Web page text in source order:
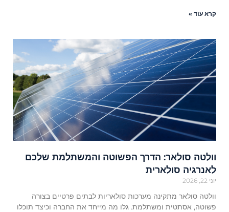
קרא עוד »
וולטה סולאר: הדרך הפשוטה והמשתלמת שלכם
לאנרגיה סולארית
יוני 22, 2026
וולטה סולאר מתקינה מערכות סולאריות לבתים פרטיים בצורה
פשוטה, אסתטית ומשתלמת. גלו מה מייחד את החברה וכיצד תוכלו